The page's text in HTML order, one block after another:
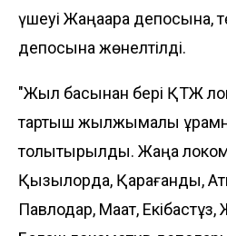
үшеуі Жаңаарқа депосына,
депосына жөнелтілді.
"Жыл басынан бері ҚТЖ
тартқыш жылжымалы
толықтырылды. Жаңа
Қызылорда, Қарағанды,
Павлодар, Мақат,